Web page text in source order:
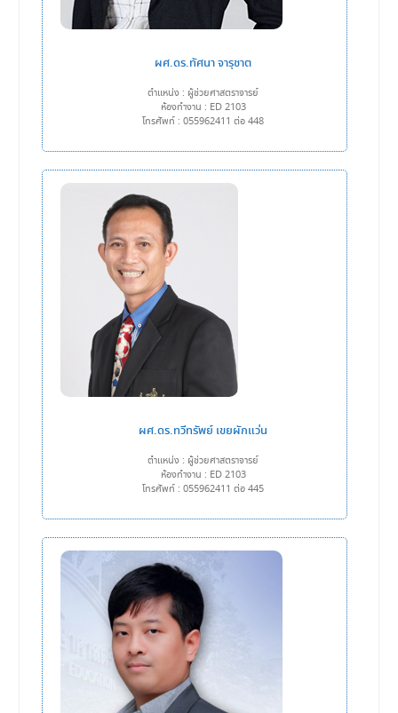
ผศ.ดร.ทัศนา จารุชาต
ตำแหน่ง : ผู้ช่วยศาสตราจารย์
ห้องทำงาน : ED 2103
โทรศัพท์ : 055962411 ต่อ 448
ผศ.ดร.ทวีทรัพย์ เขยผักแว่น
ตำแหน่ง : ผู้ช่วยศาสตราจารย์
ห้องทำงาน : ED 2103
โทรศัพท์ : 055962411 ต่อ 445